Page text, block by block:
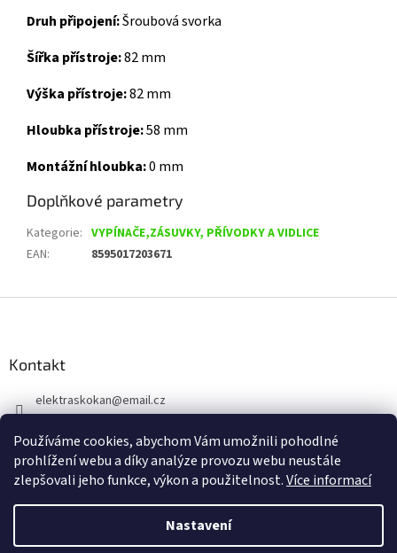
Používáme cookies, abychom Vám umožnili pohodlné
prohlížení webu a díky analýze provozu webu neustále
zlepšovali jeho funkce, výkon a použitelnost.Více informací
Nastavení
Druh připojení:Šroubová svorka
Šířka přístroje:82 mm
Výška přístroje:82 mm
Hloubka přístroje:58 mm
Montážní hloubka:0 mm
Doplňkové parametry
Kategorie: VYPÍNAČE,ZÁSUVKY, PŘÍVODKY A VIDLICE
EAN: 8595017203671
Kontakt
elektraskokan@email.cz
+420 737 802 398
Vytvořil Shoptet